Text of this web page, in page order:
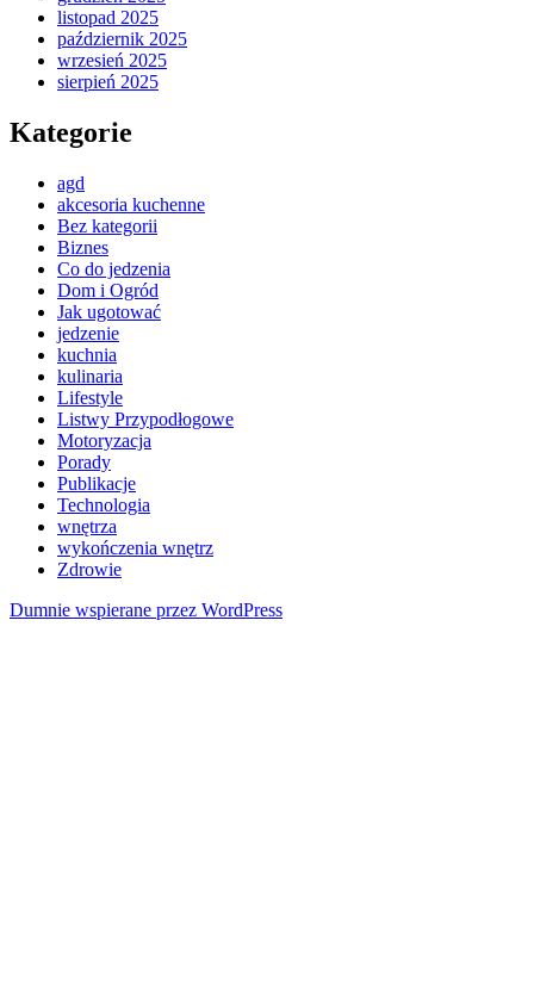
listopad 2025
październik 2025
wrzesień 2025
sierpień 2025
Kategorie
agd
akcesoria kuchenne
Bez kategorii
Biznes
Co do jedzenia
Dom i Ogród
Jak ugotować
jedzenie
kuchnia
kulinaria
Lifestyle
Listwy Przypodłogowe
Motoryzacja
Porady
Publikacje
Technologia
wnętrza
wykończenia wnętrz
Zdrowie
Dumnie wspierane przez WordPress